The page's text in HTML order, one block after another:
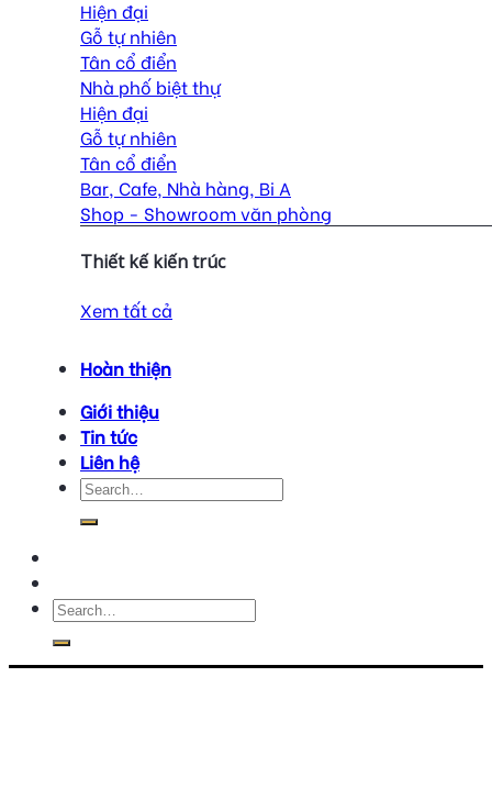
Hiện đại
Gỗ tự nhiên
Tân cổ điển
Nhà phố biệt thự
Hiện đại
Gỗ tự nhiên
Tân cổ điển
Bar, Cafe, Nhà hàng, Bi A
Shop - Showroom văn phòng
Thiết kế kiến trúc
Xem tất cả
Hoàn thiện
Giới thiệu
Tin tức
Liên hệ